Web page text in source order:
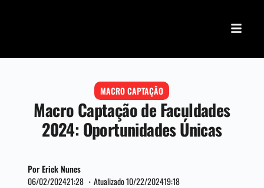
MACRO CAPTAÇÃO
Macro Captação de Faculdades
2024: Oportunidades Únicas
Por Erick Nunes
06/02/202421:28 ・ Atualizado 10/22/202419:18